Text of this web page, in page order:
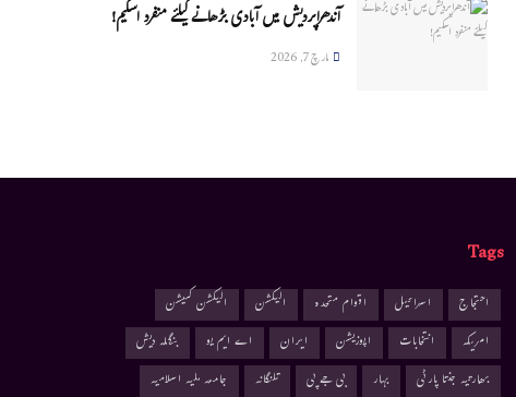
آندھراپردیش میں آبادی بڑھانے کیلئے منفرد اسکیم!
مارچ 7, 2026
Tags
احتجاج اسرائیل اقوام متحدہ الیکشن
الیکشن کمیشن
امریکہ
انتخابات اپوزیشن ایران اے ایم یو
بنگلہ دیش
بھارتیہ جنتا پارٹی
بہار بی جے پی تلنگانہ
جامعہ ملیہ اسلامیہ